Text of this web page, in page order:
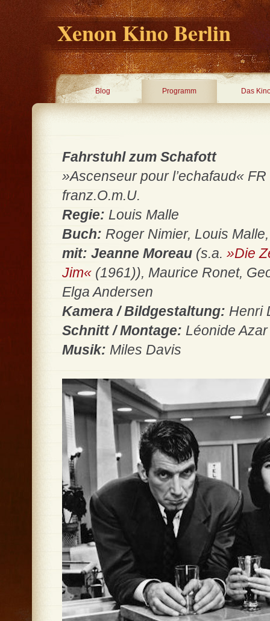
Xenon Kino Berlin
Blog Programm Das
Fahrstuhl zum Schafott
»Ascenseur pour l’echafaud« FR
franz.O.m.U.
Regie: Louis Malle
Buch: Roger Nimier, Louis
mit: Jeanne Moreau (s.a. »Die
Jim« (1961)), Maurice Ronet,
Elga Andersen
Kamera / Bildgestaltung: Henri
Schnitt / Montage: Léonide Azar
Musik: Miles Davis